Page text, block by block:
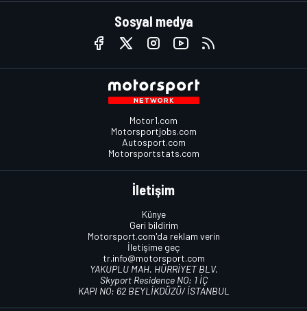
Sosyal medya
Motor1.com
Motorsportjobs.com
Autosport.com
Motorsportstats.com
İletişim
Künye
Geri bildirim
Motorsport.com'da reklam verin
İletişime geç
tr.info@motorsport.com
YAKUPLU MAH. HÜRRİYET BLV.
Skyport Residence NO: 1 İÇ
KAPI NO: 62 BEYLİKDÜZÜ/ İSTANBUL